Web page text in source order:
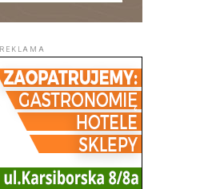
REKLAMA